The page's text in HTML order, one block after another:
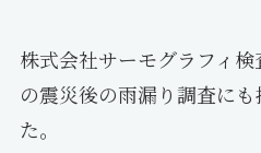
株式会社サーモグラフィ
の震災後の雨漏り調査に
た。